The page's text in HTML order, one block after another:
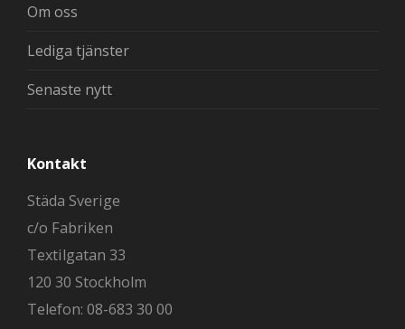
Om oss
Lediga tjänster
Senaste nytt
Kontakt
Städa Sverige
c/o Fabriken
Textilgatan 33
120 30 Stockholm
Telefon: 08-683 30 00